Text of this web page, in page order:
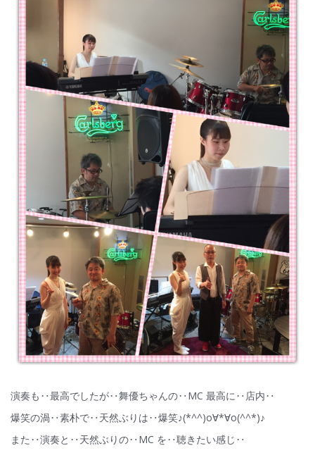
演奏も‥最高でしたが‥舞優ちゃんの‥MC 最高に‥店内‥
爆笑の渦‥素朴で‥天然ぶりは‥爆笑♪(*^^)o∀*∀o(^^*)♪
また‥演奏と‥天然ぶりの‥MC を‥聴きたい感じ‥